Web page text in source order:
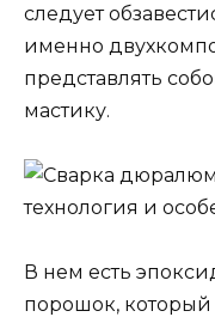
следует
именно
представлять
мастику.
В нем есть
порошок,